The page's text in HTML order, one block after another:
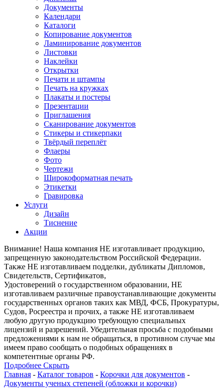
Документы
Календари
Каталоги
Копирование документов
Ламинирование документов
Листовки
Наклейки
Открытки
Печати и штампы
Печать на кружках
Плакаты и постеры
Презентации
Приглашения
Сканирование документов
Стикеры и стикерпаки
Твёрдый переплёт
Флаеры
Фото
Чертежи
Широкоформатная печать
Этикетки
Гравировка
Услуги
Дизайн
Тиснение
Акции
Внимание! Наша компания НЕ изготавливает продукцию,
запрещенную законодательством Российской Федерации.
Также НЕ изготавливаем подделки, дубликаты Дипломов,
Свидетельств, Сертификатов,
Удостоверений о государственном образовании, НЕ
изготавливаем различные правоустанавливающие документы
государственных органов таких как МВД, ФСБ, Прокуратуры,
Судов, Росреестра и прочих, а также НЕ изготавливаем
любую другую продукцию требующую специальных
лицензий и разрешений. Убедительная просьба с подобными
предложениями к нам не обращаться, в противном случае мы
имеем право сообщать о подобных обращениях в
компетентные органы РФ.
Подробнее Скрыть
Главная - Каталог товаров - Корочки для документов -
Документы ученых степеней (обложки и корочки)